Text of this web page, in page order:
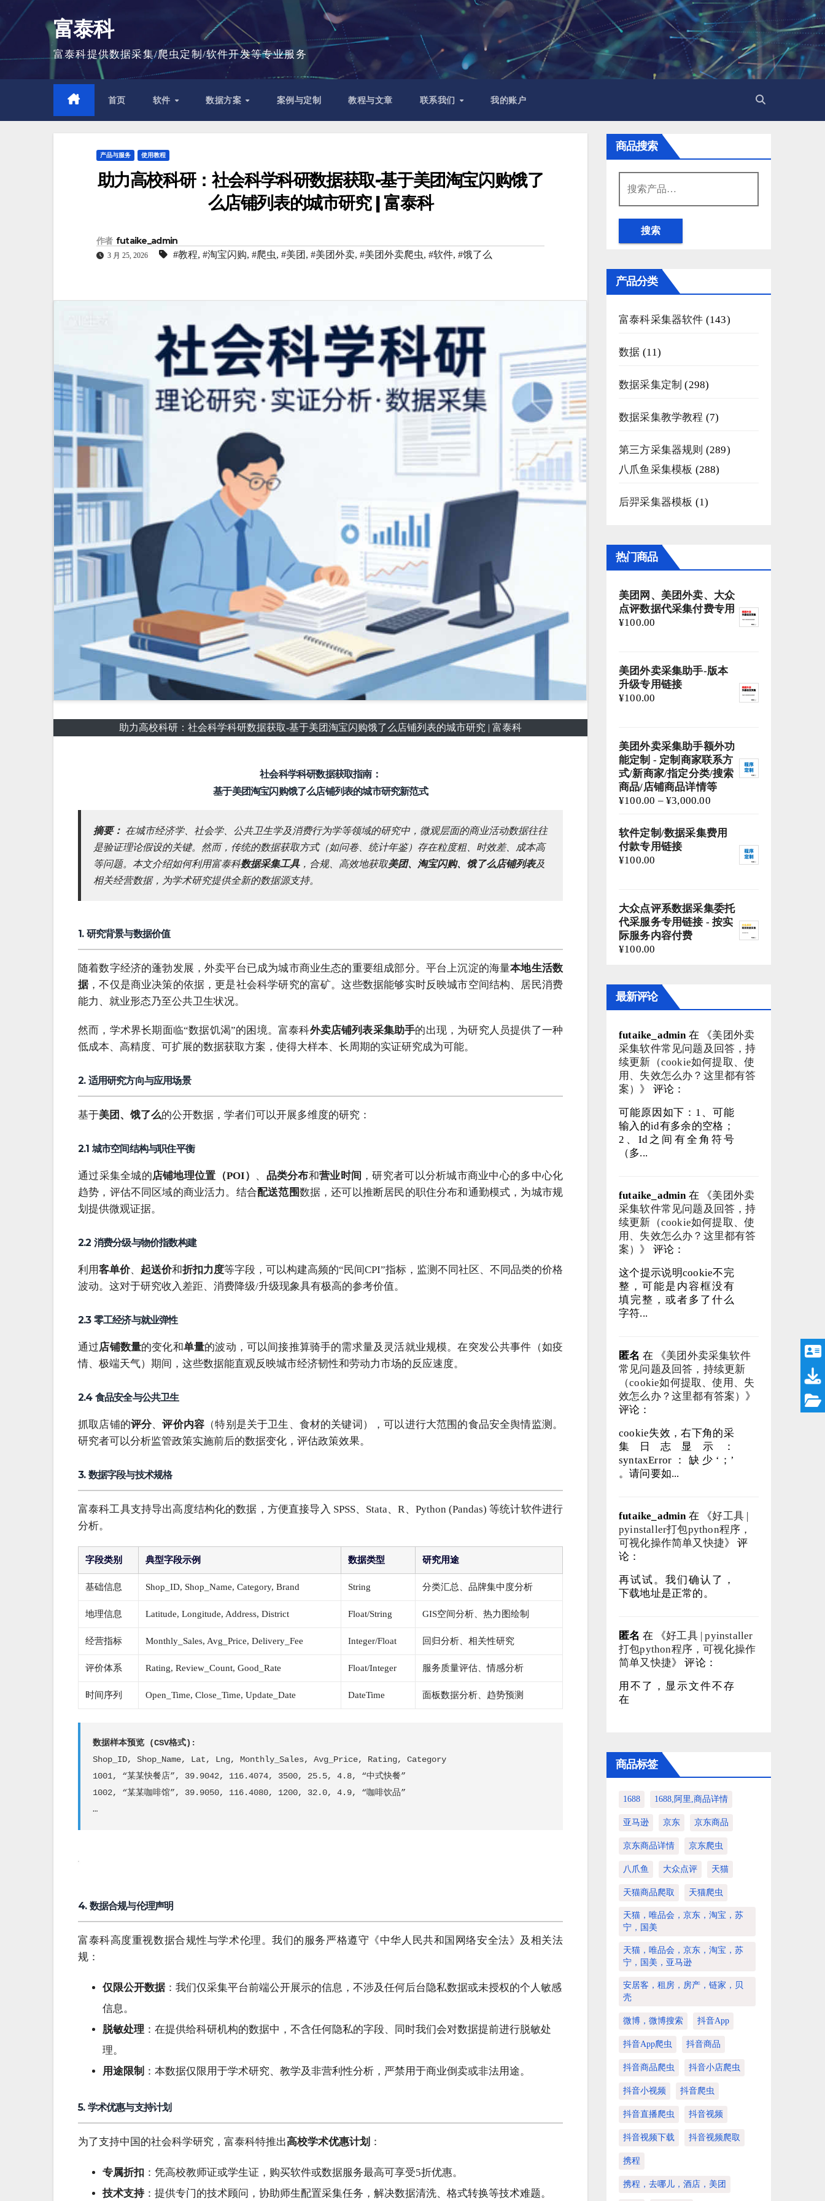
内
容
富泰科
富泰科提供数据采集/爬虫定制/软件开发等专业服务
首页 软件 数据方案 案例与定制 教程与文章 联系我们 我的账户
产品与服务 使用教程
助力高校科研：社会科学科研数据获取-基于美团淘宝闪购饿了
么店铺列表的城市研究 | 富泰科
作者 futaike_admin
3 月 25, 2026 #教程, #淘宝闪购, #爬虫, #美团 , #美团外卖, #美团外卖爬虫, #软件, #饿了么
助力高校科研：社会科学科研数据获取-基于美团淘宝闪购饿了么店铺列表的城市研究 | 富泰科
社会科学科研数据获取指南：
基于美团淘宝闪购饿了么店铺列表的城市研究新范式
摘要： 在城市经济学、社会学、公共卫生学及消费行为学等领域的研究中，微观层面的商业活动数据往往
是验证理论假设的关键。然而，传统的数据获取方式（如问卷、统计年鉴）存在粒度粗、时效差、成本高
等问题。本文介绍如何利用富泰科数据采集工具，合规、高效地获取美团、淘宝闪购、饿了么店铺列表及
相关经营数据，为学术研究提供全新的数据源支持。
1. 研究背景与数据价值
随着数字经济的蓬勃发展，外卖平台已成为城市商业生态的重要组成部分。平台上沉淀的海量本地生活数
据，不仅是商业决策的依据，更是社会科学研究的富矿。这些数据能够实时反映城市空间结构、居民消费
能力、就业形态乃至公共卫生状况。
然而，学术界长期面临“数据饥渴”的困境。富泰科外卖店铺列表采集助手的出现，为研究人员提供了一种
低成本、高精度、可扩展的数据获取方案，使得大样本、长周期的实证研究成为可能。
2. 适用研究方向与应用场景
基于美团、饿了么的公开数据，学者们可以开展多维度的研究：
2.1 城市空间结构与职住平衡
通过采集全城的店铺地理位置（POI） 、 品类分布和营业时间 ，研究者可以分析城市商业中心的多中心化
趋势，评估不同区域的商业活力。结合配送范围数据，还可以推断居民的职住分布和通勤模式，为城市规
划提供微观证据。
2.2 消费分级与物价指数构建
利用客单价、 起送价和折扣力度等字段，可以构建高频的“民间CPI”指标，监测不同社区、不同品类的价格
波动。这对于研究收入差距、消费降级/升级现象具有极高的参考价值。
2.3 零工经济与就业弹性
通过店铺数量的变化和单量的波动，可以间接推算骑手的需求量及灵活就业规模。在突发公共事件（如疫
情、极端天气）期间，这些数据能直观反映城市经济韧性和劳动力市场的反应速度。
2.4 食品安全与公共卫生
抓取店铺的评分、评价内容 （特别是关于卫生、食材的关键词），可以进行大范围的食品安全舆情监测。
研究者可以分析监管政策实施前后的数据变化，评估政策效果。
3. 数据字段与技术规格
富泰科工具支持导出高度结构化的数据，方便直接导入 SPSS、Stata、R、Python (Pandas) 等统计软件进行
分析。
字段类别 典型字段示例 数据类型 研究用途
基础信息 Shop_ID, Shop_Name, Category, Brand String 分类汇总、品牌集中度分析
地理信息 Latitude, Longitude, Address, District Float/String GIS空间分析、热力图绘制
经营指标 Monthly_Sales, Avg_Price, Delivery_Fee Integer/Float 回归分析、相关性研究
评价体系 Rating, Review_Count, Good_Rate Float/Integer 服务质量评估、情感分析
时间序列 Open_Time, Close_Time, Update_Date DateTime 面板数据分析、趋势预测
数据样本预览 (CSV格式):
Shop_ID, Shop_Name, Lat, Lng, Monthly_Sales, Avg_Price, Rating, Category
1001, “某某快餐店”, 39.9042, 116.4074, 3500, 25.5, 4.8, “中式快餐”
1002, “某某咖啡馆”, 39.9050, 116.4080, 1200, 32.0, 4.9, “咖啡饮品”
…
4. 数据合规与伦理声明
富泰科高度重视数据合规性与学术伦理。我们的服务严格遵守《中华人民共和国网络安全法》及相关法
规：
仅限公开数据：我们仅采集平台前端公开展示的信息，不涉及任何后台隐私数据或未授权的个人敏感
信息。
脱敏处理 ：在提供给科研机构的数据中，不含任何隐私的字段、同时我们会对数据提前进行脱敏处
理。
用途限制 ：本数据仅限用于学术研究、教学及非营利性分析，严禁用于商业倒卖或非法用途。
5. 学术优惠与支持计划
为了支持中国的社会科学研究，富泰科特推出高校学术优惠计划 ：
专属折扣 ：凭高校教师证或学生证，购买软件或数据服务最高可享受5折优惠。
技术支持：提供专门的技术顾问，协助师生配置采集任务，解决数据清洗、格式转换等技术难题。
商品搜索
索：
搜索
产品分类
富泰科采集器软件 (143)
数据 (11)
数据采集定制 (298)
数据采集教学教程 (7)
第三方采集器规则 (289)
八爪鱼采集模板 (288)
后羿采集器模板 (1)
热门商品
美团网、美团外卖、大众
点评数据代采集付费专用
¥100.00
美团外卖采集助手-版本
升级专用链接
¥100.00
美团外卖采集助手额外功
能定制 - 定制商家联系方
式/新商家/指定分类/搜索
商品/店铺商品详情等
¥100.00 –¥3,000.00
软件定制/数据采集费用
付款专用链接
¥100.00
大众点评系数据采集委托
代采服务专用链接 - 按实
际服务内容付费
¥100.00
最新评论
futaike_admin 在 《美团外卖
采集软件常见问题及回答，持
续更新（cookie如何提取、使
用、失效怎么办？这里都有答
案） 》 评论：
可能原因如下：1、可能
输入的id有多余的空格；
2、Id之间有全角符号
（多...
futaike_admin 在 《美团外卖
采集软件常见问题及回答，持
续更新（cookie如何提取、使
用、失效怎么办？这里都有答
案） 》 评论：
这个提示说明cookie不完
整，可能是内容框没有
填完整，或者多了什么
字符...
匿名 在 《美团外卖采集软件
常见问题及回答，持续更新
（cookie如何提取、使用、失
效怎么办？这里都有答案） 》
评论：
cookie失效，右下角的采
集日志显示：
syntaxError：缺少‘；’
。请问要如...
futaike_admin 在 《好工具 |
pyinstaller打包python程序，
可视化操作简单又快捷》 评
论：
再试试。我们确认了，
下载地址是正常的。
匿名 在 《好工具 | pyinstaller
打包python程序，可视化操作
简单又快捷》 评论：
用不了，显示文件不存
在
商品标签
1688 1688,阿里,商品详情
亚马逊 京东 京东商品
京东商品详情 京东爬虫
八爪鱼 大众点评 天猫
天猫商品爬取 天猫爬虫
天猫，唯品会，京东，淘宝，苏
宁，国美
天猫，唯品会，京东，淘宝，苏
宁，国美，亚马逊
安居客，租房，房产，链家，贝
壳
微博，微博搜索 抖音app
抖音app爬虫 抖音商品
抖音商品爬虫 抖音小店爬虫
抖音小视频 抖音爬虫
抖音直播爬虫 抖音视频
抖音视频下载 抖音视频爬取
携程
携程，去哪儿，酒店，美团